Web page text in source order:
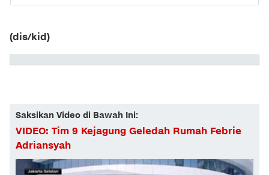
(dis/kid)
Saksikan Video di Bawah Ini:
VIDEO: Tim 9 Kejagung Geledah Rumah Febrie
Adriansyah